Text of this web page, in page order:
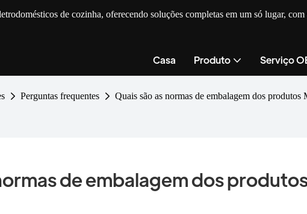
de cozinha, oferecendo soluções completas em um só lugar,
Casa Produto Serviço
Perguntas frequentes Quais são as normas de embalagem dos
de embalagem dos